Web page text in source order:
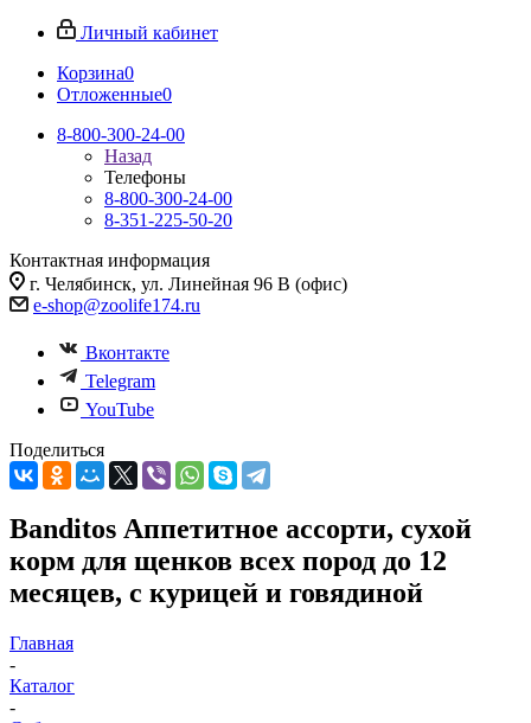
Личный кабинет
Корзина0
Отложенные0
8-800-300-24-00
Назад
Телефоны
8-800-300-24-00
8-351-225-50-20
Контактная информация
г. Челябинск, ул. Линейная 96 В (офис)
e-shop@zoolife174.ru
Вконтакте
Telegram
YouTube
Поделиться
Banditos Аппетитное ассорти, сухой
корм для щенков всех пород до 12
месяцев, с курицей и говядиной
Главная
-
Каталог
-